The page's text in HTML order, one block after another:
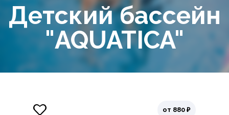
Детский бассейн
"AQUATICA"
от 880 ₽